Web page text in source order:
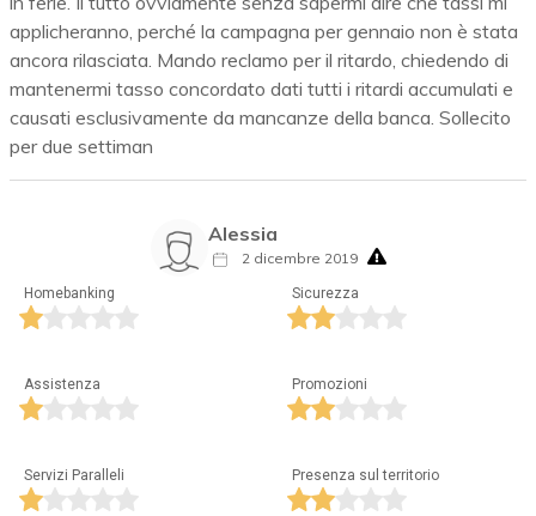
applicheranno, perché la campagna per gennaio non è stata
ancora rilasciata. Mando reclamo per il ritardo, chiedendo di
mantenermi tasso concordato dati tutti i ritardi accumulati e
causati esclusivamente da mancanze della banca. Sollecito
per due settiman
Alessia
2 dicembre 2019
Homebanking Sicurezza
Assistenza Promozioni
Servizi Paralleli Presenza sul territorio